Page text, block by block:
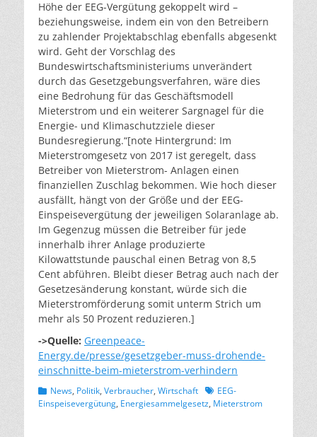
Höhe der EEG-Vergütung gekoppelt wird –
beziehungsweise, indem ein von den Betreibern
zu zahlender Projektabschlag ebenfalls abgesenkt
wird. Geht der Vorschlag des
Bundeswirtschaftsministeriums unverändert
durch das Gesetzgebungsverfahren, wäre dies
eine Bedrohung für das Geschäftsmodell
Mieterstrom und ein weiterer Sargnagel für die
Energie- und Klimaschutzziele dieser
Bundesregierung.“[note Hintergrund: Im
Mieterstromgesetz von 2017 ist geregelt, dass
Betreiber von Mieterstrom- Anlagen einen
finanziellen Zuschlag bekommen. Wie hoch dieser
ausfällt, hängt von der Größe und der EEG-
Einspeisevergütung der jeweiligen Solaranlage ab.
Im Gegenzug müssen die Betreiber für jede
innerhalb ihrer Anlage produzierte
Kilowattstunde pauschal einen Betrag von 8,5
Cent abführen. Bleibt dieser Betrag auch nach der
Gesetzesänderung konstant, würde sich die
Mieterstromförderung somit unterm Strich um
mehr als 50 Prozent reduzieren.]
->Quelle: Greenpeace-
Energy.de/presse/gesetzgeber-muss-drohende-
einschnitte-beim-mieterstrom-verhindern
Kategorien
News, Politik, Verbraucher, Wirtschaft Schlagworte
EEG-
Einspeisevergütung, Energiesammelgesetz, Mieterstrom